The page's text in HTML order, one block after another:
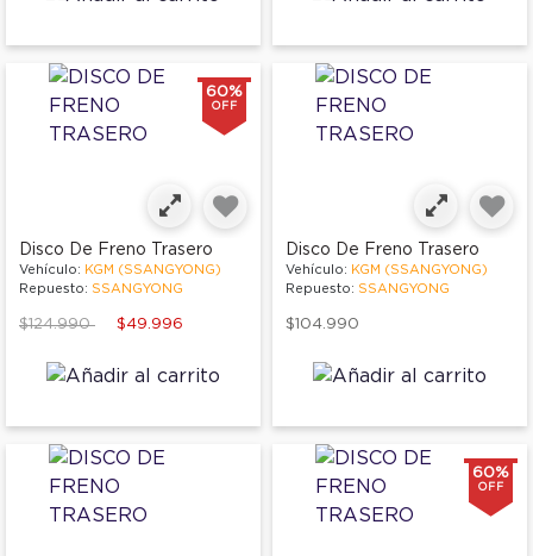
60%
OFF
Disco De Freno Trasero
Vehículo: KGM (SSANGYONG)
Repuesto: SSANGYONG
Price reduced from
$124.990to $49.996
Disco De Freno Trasero
Vehículo: KGM (SSANGYONG)
Repuesto: SSANGYONG
$104.990
60%
OFF